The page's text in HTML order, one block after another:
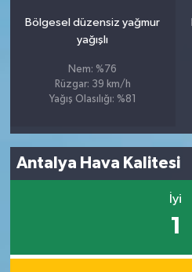
Bölgesel düzensiz yağmur
yağışlı
Nem: %76
Rüzgar: 39 km/h
Yağış Olasılığı: %81
Antalya Hava Kalitesi
İyi
1